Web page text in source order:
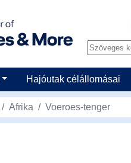
Hajóutak célállomásai
Afrika Voeroes-tenger